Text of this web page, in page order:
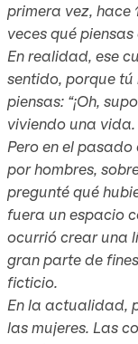
primera vez, hace
veces qué
En realidad, ese
sentido, porque
piensas: “¡Oh,
viviendo una vida.
Pero en el
por hombres,
pregunté qué
fuera un espacio
ocurrió crear una
gran parte de
ficticio.
En la actualidad,
las mujeres. Las